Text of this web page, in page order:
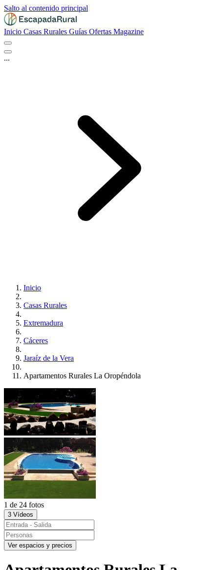
Salto al contenido principal
Inicio Casas Rurales Guías Ofertas Magazine
...
Inicio
Casas Rurales
Extremadura
Cáceres
Jaraíz de la Vera
Apartamentos Rurales La Oropéndola
1 de 24 fotos
3 Vídeos
Ver espacios y precios